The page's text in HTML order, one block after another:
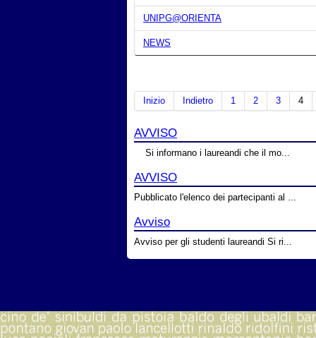
UNIPG@ORIENTA
NEWS
Inizio Indietro 1 2 3 4
AVVISO
Si informano i laureandi che il mo...
AVVISO
Pubblicato l'elenco dei partecipanti al ...
Avviso
Avviso per gli studenti laureandi Si ri...